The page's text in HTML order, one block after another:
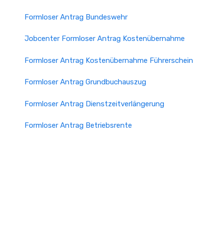
Formloser Antrag Bundeswehr
Jobcenter Formloser Antrag Kostenübernahme
Formloser Antrag Kostenübernahme Führerschein
Formloser Antrag Grundbuchauszug
Formloser Antrag Dienstzeitverlängerung
Formloser Antrag Betriebsrente